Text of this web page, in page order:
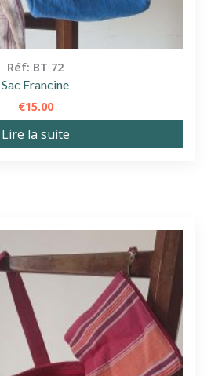
Réf: BT 72
Sac Francine
€15.00
Lire la suite